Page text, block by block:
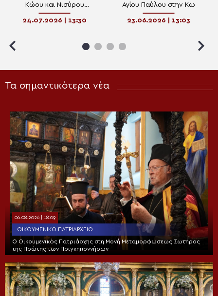
Κώου και Νισύρου
Ναθαναήλ στους
αποφοίτους των Λυκείων
24.07.2026 | 13:30
Αγίου Παύλου στην Κω
23.06.2026 | 13:03
Τα σημαντικότερα νέα
06.08.2026 | 18:09
ΟΙΚΟΥΜΕΝΙΚΌ ΠΑΤΡΙΑΡΧΕΊΟ
Ο Οικουμενικός Πατριάρχης στη Μονή Μεταμορφώσεως Σωτήρος
της Πρώτης των Πριγκηποννήσων